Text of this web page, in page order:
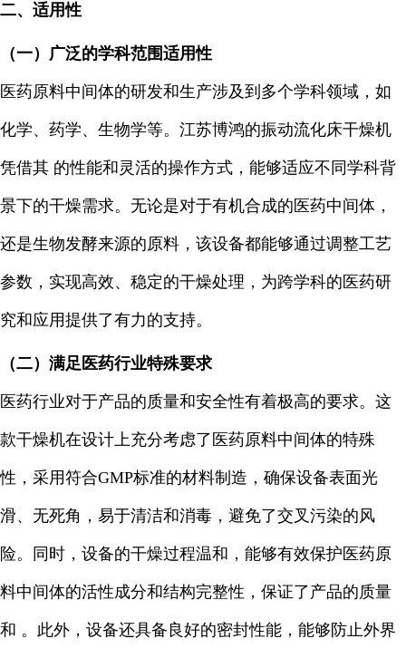
二、适用性
（一）广泛的学科范围适用性
医药原料中间体的研发和生产涉及到多个学科领域，如
化学、药学、生物学等。江苏博鸿的振动流化床干燥机
凭借其 的性能和灵活的操作方式，能够适应不同学科背
景下的干燥需求。无论是对于有机合成的医药中间体，
还是生物发酵来源的原料，该设备都能够通过调整工艺
参数，实现高效、稳定的干燥处理，为跨学科的医药研
究和应用提供了有力的支持。
（二）满足医药行业特殊要求
医药行业对于产品的质量和安全性有着极高的要求。这
款干燥机在设计上充分考虑了医药原料中间体的特殊
性，采用符合GMP标准的材料制造，确保设备表面光
滑、无死角，易于清洁和消毒，避免了交叉污染的风
险。同时，设备的干燥过程温和，能够有效保护医药原
料中间体的活性成分和结构完整性，保证了产品的质量
和 。此外，设备还具备良好的密封性能，能够防止外界